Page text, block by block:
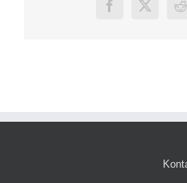
Facebook
X